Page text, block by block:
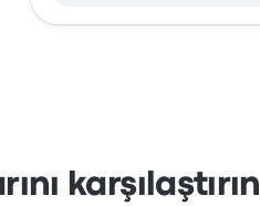
karşılaştırın